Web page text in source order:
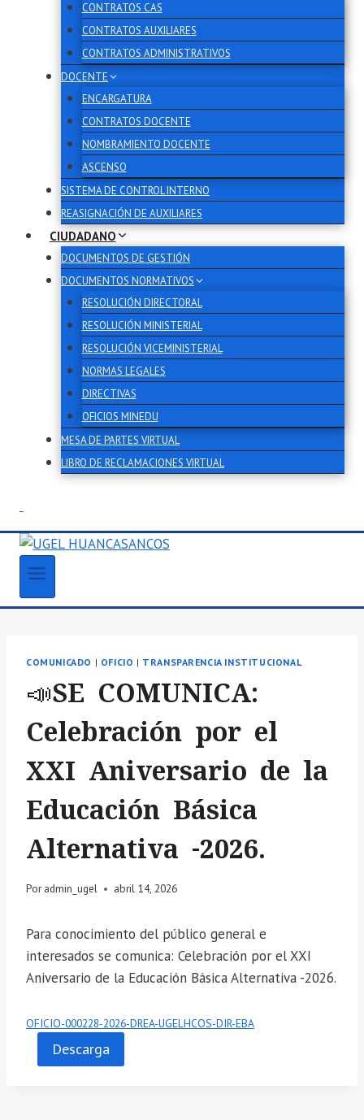
CONTRATOS CAS
CONTRATOS AUXILIARES
CONTRATOS ADMINISTRATIVOS
DOCENTE
ENCARGATURA
CONTRATOS DOCENTE
NOMBRAMIENTO DOCENTE
ASCENSO
SISTEMA DE CONTROL INTERNO
REASIGNACIÓN DE AUXILIARES
CIUDADANO
DOCUMENTOS DE GESTIÓN
DOCUMENTOS NORMATIVOS
RESOLUCIÓN DIRECTORAL
RESOLUCIÓN MINISTERIAL
RESOLUCIÓN VICEMINISTERIAL
NORMAS LEGALES
DIRECTIVAS
OFICIOS MINEDU
MESA DE PARTES VIRTUAL
LIBRO DE RECLAMACIONES VIRTUAL
COMUNICADO | OFICIO | TRANSPARENCIA INSTITUCIONAL
📣SE COMUNICA:
Celebración por el
XXI Aniversario de la
Educación Básica
Alternativa -2026.
Por admin_ugel abril 14, 2026
Para conocimiento del público general e
interesados se comunica: Celebración por el XXI
Aniversario de la Educación Básica Alternativa -2026.
OFICIO-000228-2026-DREA-UGELHCOS-DIR-EBA
Descarga